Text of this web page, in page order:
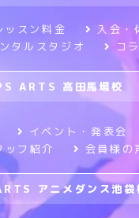
ッスン料金 入会・
タルスタジオ コ
ARTS 高田馬場校
イベント・発表会
ッフ紹介 会員様の
アニメダンス池袋